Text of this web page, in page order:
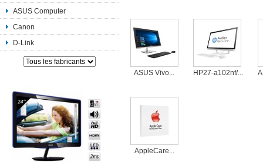
ASUS Computer
Canon
D-Link
ASUS Vivo... HP27-a102nf/...
AppleCare...